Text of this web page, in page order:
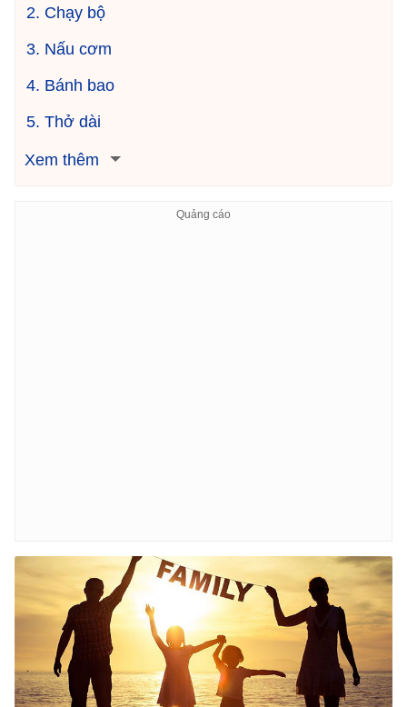
2. Chạy bộ
3. Nấu cơm
4. Bánh bao
5. Thở dài
Xem thêm